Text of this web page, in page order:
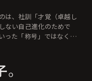
は、社訓「才覚（卓越し
ない自己進化のためで
った「称号」ではなく、